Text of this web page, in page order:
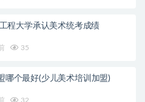
程大学承认美术统考成绩
35
哪个最好(少儿美术培训加盟)
32